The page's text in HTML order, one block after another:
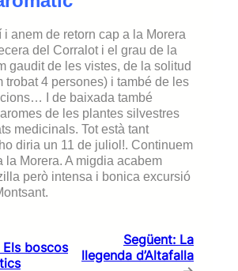
i anem de retorn cap a la Morera
del Corralot i el grau de la
gaudit de les vistes, de la solitud
trobat 4 persones) i també de les
I de baixada també
de les plantes silvestres
medicinals. Tot està tant
diria un 11 de juliol!. Continuem
la Morera. A migdia acabem
però intensa i bonica excursió
Els boscos
Següent: La
llegenda d’Altafalla